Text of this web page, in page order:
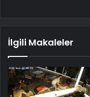
İlgili Makaleler